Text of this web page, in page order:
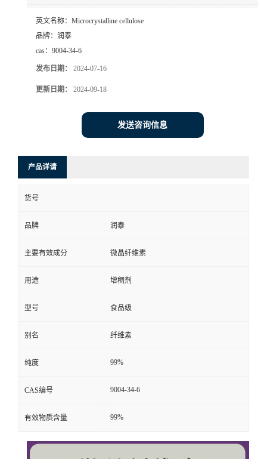
英文名称： Microcrystalline cellulose
品牌： 润泰
cas： 9004-34-6
发布日期： 2024-07-16
更新日期： 2024-09-18
发送咨询信息
产品详请
货号
品牌 润泰
主要有效成分 微晶纤维素
用途 增稠剂
型号 食品级
别名 纤维素
纯度 99%
CAS编号 9004-34-6
有效物质含量 99%